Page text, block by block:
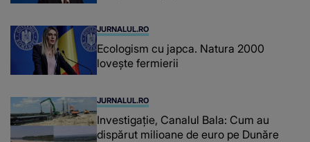
JURNALUL.RO
Ecologism cu japca. Natura 2000
lovește fermierii
JURNALUL.RO
Investigație, Canalul Bala: Cum au
dispărut milioane de euro pe Dunăre